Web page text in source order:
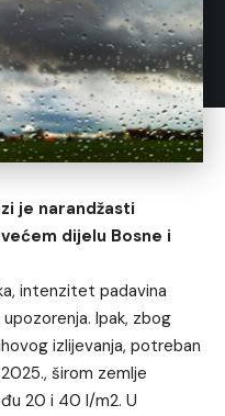
je narandžasti
dijelu Bosne i
intenzitet padavina
Ipak, zbog
izlijevanja, potreban
širom zemlje
20 i 40 l/m2. U